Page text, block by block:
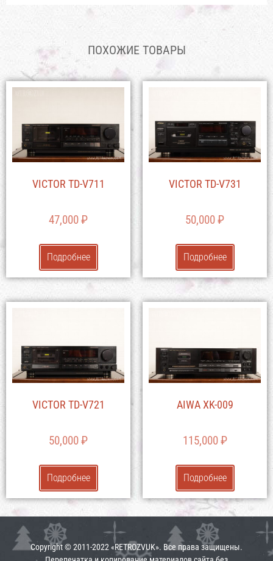
ПОХОЖИЕ ТОВАРЫ
VICTOR TD-V711
47,000₽
Подробнее
VICTOR TD-V731
50,000₽
Подробнее
VICTOR TD-V721
50,000₽
Подробнее
AIWA XK-009
115,000₽
Подробнее
Copyright © 2011-2022 «RETROZVUK». Все права защищены.